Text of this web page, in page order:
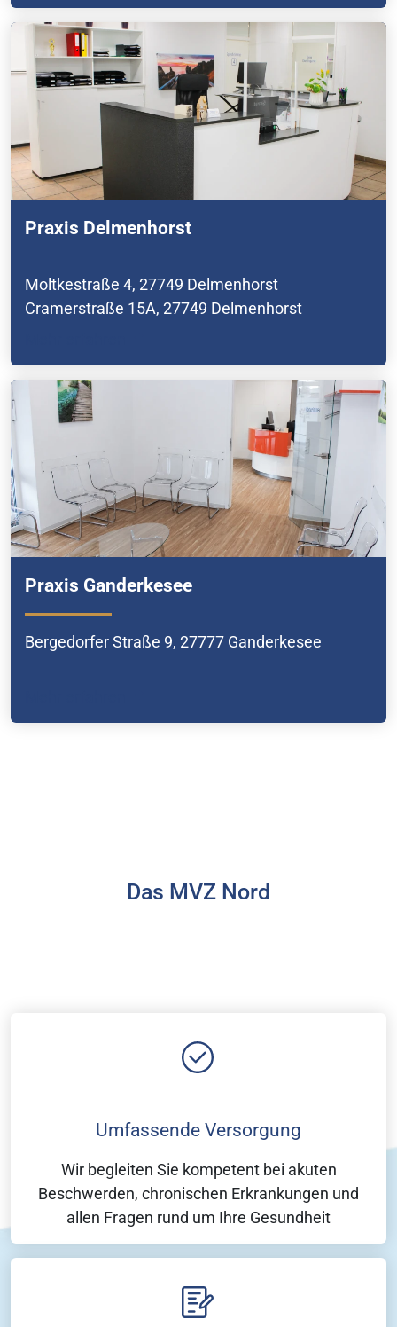
Praxis Delmenhorst
Moltkestraße 4, 27749 Delmenhorst
Cramerstraße 15A, 27749 Delmenhorst
Praxis Ganderkesee
Bergedorfer Straße 9, 27777 Ganderkesee
Das MVZ Nord
Umfassende Versorgung
Wir begleiten Sie kompetent bei akuten
Beschwerden, chronischen Erkrankungen und
allen Fragen rund um Ihre Gesundheit